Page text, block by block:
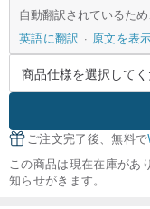
自動翻訳されているた
英語に翻訳
原文を表
ご注文完了後、無料で
この商品は現在在庫があ
知らせがきます。